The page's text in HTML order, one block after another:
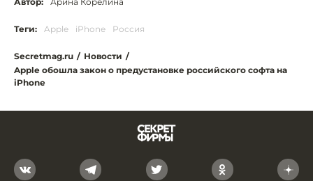
Теги: Apple iPhone Россия
Secretmag.ru / Новости /
Apple обошла закон о предустановке российского софта на
iPhone